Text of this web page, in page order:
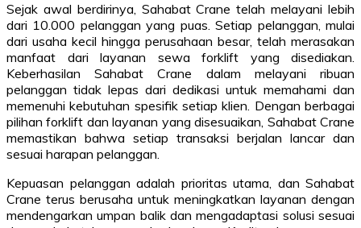
Sejak awal berdirinya, Sahabat Crane telah melayani lebih
dari 10.000 pelanggan yang puas. Setiap pelanggan, mulai
dari usaha kecil hingga perusahaan besar, telah merasakan
manfaat dari layanan sewa forklift yang disediakan.
Keberhasilan Sahabat Crane dalam melayani ribuan
pelanggan tidak lepas dari dedikasi untuk memahami dan
memenuhi kebutuhan spesifik setiap klien. Dengan berbagai
pilihan forklift dan layanan yang disesuaikan, Sahabat Crane
memastikan bahwa setiap transaksi berjalan lancar dan
sesuai harapan pelanggan.
Kepuasan pelanggan adalah prioritas utama, dan Sahabat
Crane terus berusaha untuk meningkatkan layanan dengan
mendengarkan umpan balik dan mengadaptasi solusi sesuai